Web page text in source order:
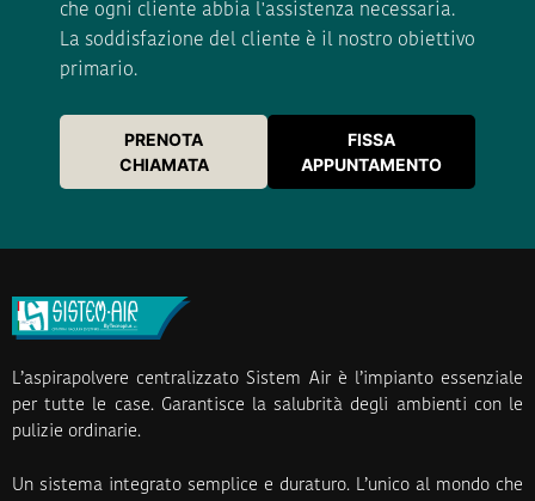
che ogni cliente abbia l'assistenza necessaria.
La soddisfazione del cliente è il nostro obiettivo
primario.
PRENOTA
CHIAMATA
FISSA
APPUNTAMENTO
L’aspirapolvere centralizzato Sistem Air è l’impianto essenziale
per tutte le case. Garantisce la salubrità degli ambienti con le
pulizie ordinarie.
Un sistema integrato semplice e duraturo. L’unico al mondo che